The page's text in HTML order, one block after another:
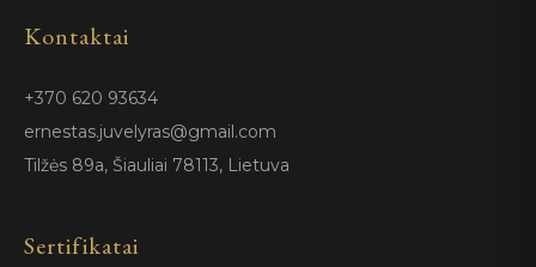
Kontaktai
+370 620 93634
ernestas.juvelyras@gmail.com
Tilžės 89a, Šiauliai 78113, Lietuva
Sertifikatai